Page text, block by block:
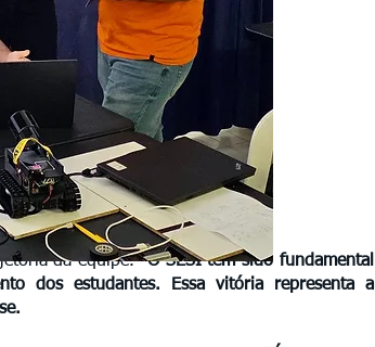
da equipe.“O SESI tem sido fundamental
dos estudantes. Essa vitória representa a